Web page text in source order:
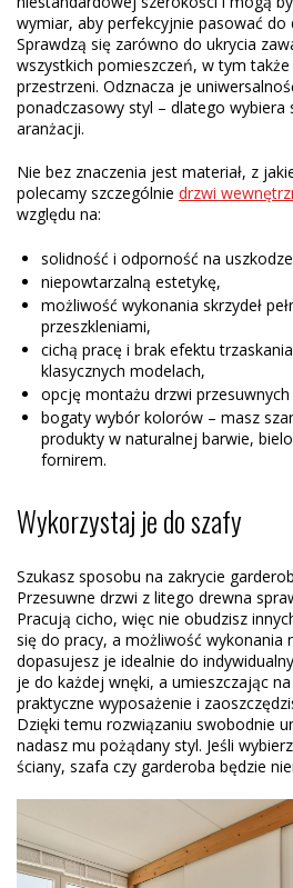
wymiar, aby perfekcyjnie pasować do
Sprawdzą się zarówno do ukrycia
wszystkich pomieszczeń, w tym
przestrzeni. Odznacza je
ponadczasowy styl – dlatego wybiera
aranżacji.
Nie bez znaczenia jest materiał, z
polecamy szczególnie drzwi
względu na:
solidność i odporność na
niepowtarzalną estetykę,
możliwość wykonania skrzydeł
przeszkleniami,
cichą pracę i brak efektu
klasycznych modelach,
opcję montażu drzwi
bogaty wybór kolorów – masz
produkty w naturalnej barwie,
fornirem.
Wykorzystaj je do szafy
Szukasz sposobu na zakrycie
Przesuwne drzwi z litego drewna
Pracują cicho, więc nie obudzisz
się do pracy, a możliwość wykonania
dopasujesz je idealnie do
je do każdej wnęki, a umieszczając
praktyczne wyposażenie i
Dzięki temu rozwiązaniu swobodnie
nadasz mu pożądany styl. Jeśli
ściany, szafa czy garderoba będzie